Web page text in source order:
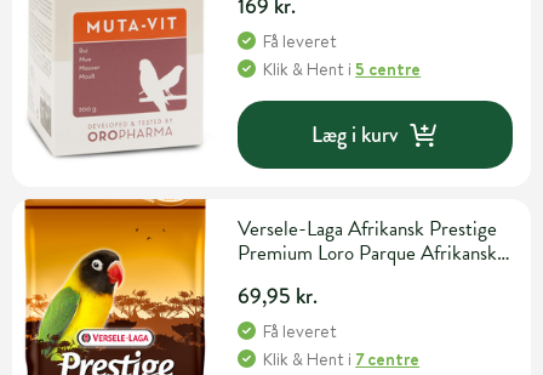
169 kr.
Få leveret
Klik & Hent i5 centre
Læg i kurv
Versele-Laga Afrikansk Prestige
Premium Loro Parque Afrikansk
69,95 kr.
Få leveret
Klik & Hent i 7 centre